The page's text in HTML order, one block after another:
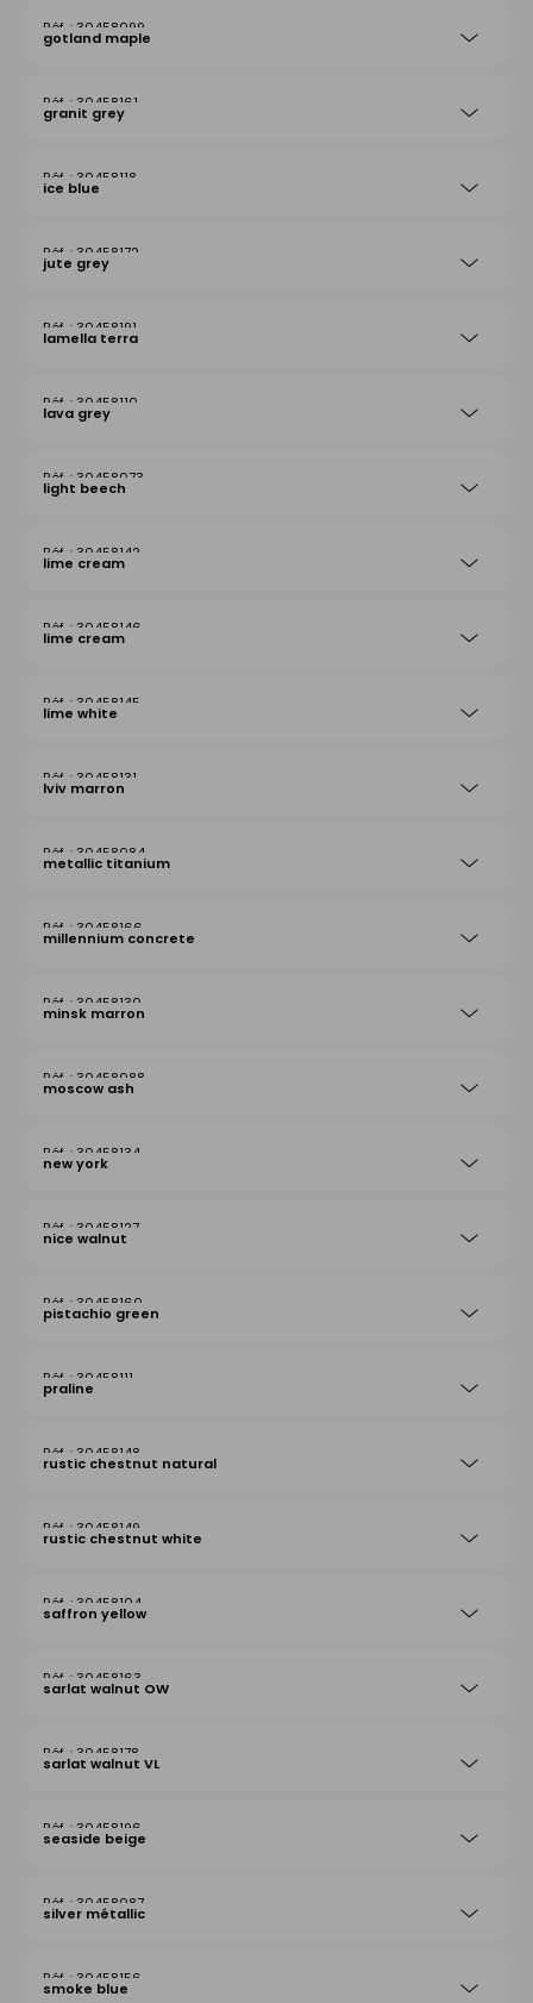
30458099
gotland maple
30458161
granit grey
30458118
ice blue
30458172
jute grey
30458191
lamella terra
30458110
lava grey
30458073
light beech
30458142
lime cream
30458146
lime cream
30458145
lime white
30458131
lviv marron
30458084
metallic titanium
30458166
millennium concrete
30458130
minsk marron
30458088
moscow ash
30458134
new york
30458127
nice walnut
30458160
pistachio green
30458111
praline
30458148
rustic chestnut natural
30458149
rustic chestnut white
30458104
saffron yellow
30458163
sarlat walnut OW
30458178
sarlat walnut VL
30458196
seaside beige
30458087
silver métallic
30458156
smoke blue